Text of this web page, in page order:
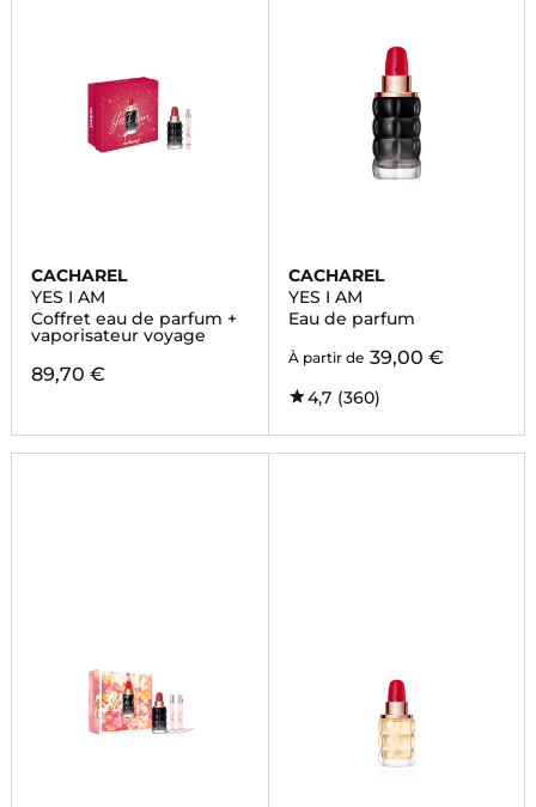
CACHAREL
YES I AM
Coffret eau de parfum +
vaporisateur voyage
89,70 €
CACHAREL
YES I AM
Eau de parfum
À partir de 39,00 €
4,7 (360)